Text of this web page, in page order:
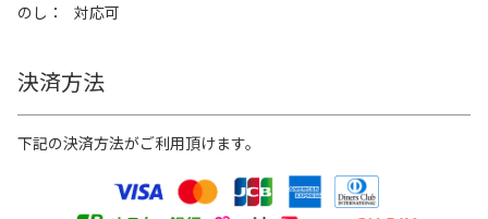
のし
対応可
決済方法
下記の決済方法がご利用頂けます。